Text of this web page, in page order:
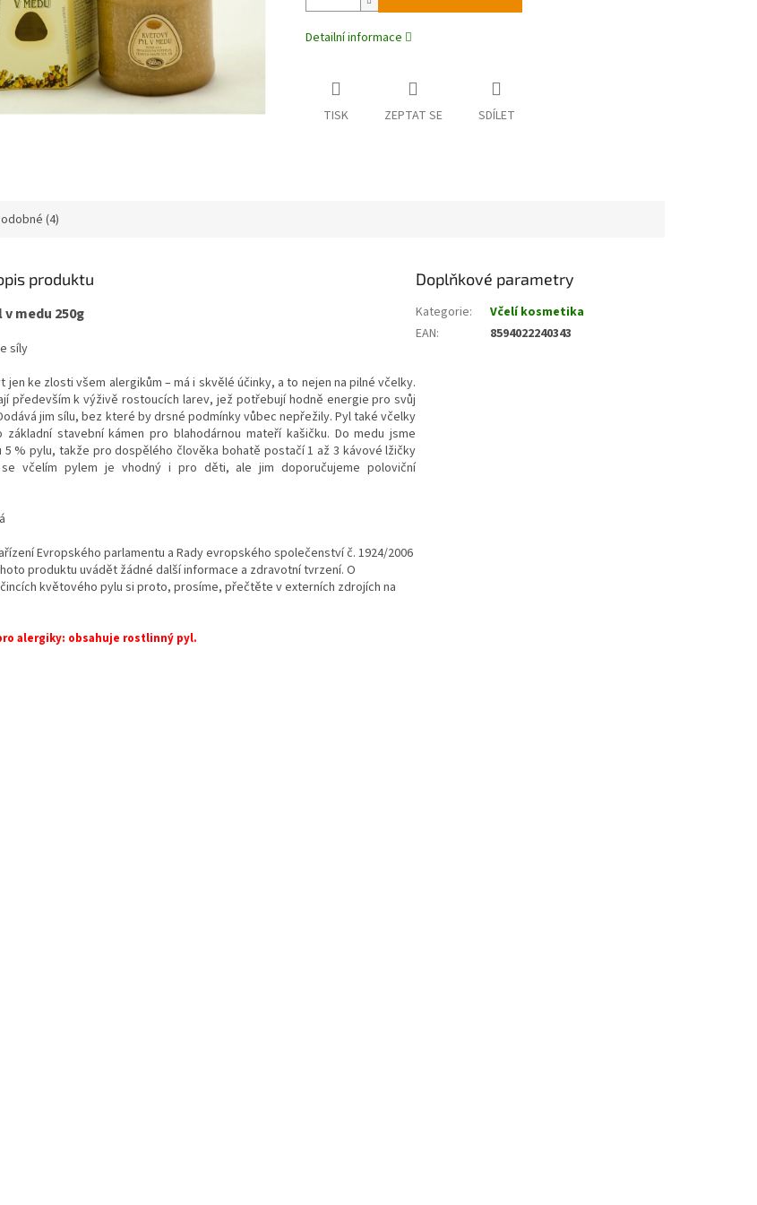
Detailní informace
TISK ZEPTAT SE SDÍLET
(4)
produktu
medu 250g
síly
jen ke zlosti všem alergikům – má i skvělé účinky, a to nejen na pilné včelky.
především k výživě rostoucích larev, jež potřebují hodně energie pro svůj
jim sílu, bez které by drsné podmínky vůbec nepřežily. Pyl také včelky
základní stavební kámen pro blahodárnou mateří kašičku. Do medu jsme
5 % pylu, takže pro dospělého člověka bohatě postačí 1 až 3 kávové lžičky
včelím pylem je vhodný i pro děti, ale jim doporučujeme poloviční
Evropského parlamentu a Rady evropského společenství č. 1924/2006
produktu uvádět žádné další informace a zdravotní tvrzení. O
květového pylu si proto, prosíme, přečtěte v externích zdrojích na
alergiky: obsahuje rostlinný pyl.
Doplňkové parametry
Kategorie:
Včelí kosmetika
EAN: 8594022240343